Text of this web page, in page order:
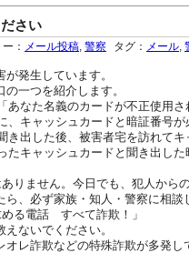
さい
： メール投稿 警察 タグ： メール
発生しています。
一つを紹介します。
あなた名義のカードが不正使用
、キャッシュカードと暗証番号が
き出した後、被害者宅を訪れてキ
たキャッシュカードと聞き出した
りません。今日でも、犯人から
、必ず家族・知人・警察に相談
る電話 すべて詐欺！」
ないでください。
レ詐欺などの特殊詐欺が多発し